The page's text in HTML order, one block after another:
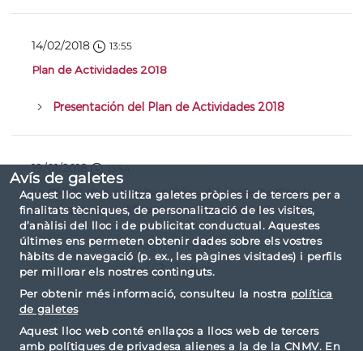
Avís de galetes
Aquest lloc web utilitza galetes pròpies i de tercers per a
finalitats tècniques, de personalització de les visites,
d’anàlisi del lloc i de publicitat conductual. Aquestes
últimes ens permeten obtenir dades sobre els vostres
hàbits de navegació (p. ex., les pàgines visitades) i perfils
per millorar els nostres continguts.
Per obtenir més informació, consulteu la nostra política
de galetes
Aquest lloc web conté enllaços a llocs web de tercers
amb polítiques de privadesa alienes a la de la CNMV. En
14/02/2018 13:55
Plan de Actividades 2018
Presentación del Plan de Actividades 2018
19/01/2018 13:54
La CNMV abre consulta pública del proyecto Circular
por el que se modifican los modelos de IAGC e IARC
Página 3 de 4
« 1 2 3 4 »